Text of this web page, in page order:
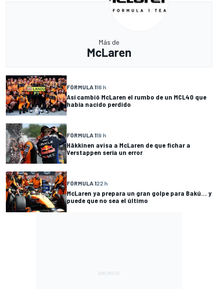
Más de
McLaren
FÓRMULA 116 h
Así cambió McLaren el rumbo de un MCL40 que
había nacido perdido
FÓRMULA 119 h
Häkkinen avisa a McLaren de que fichar a
Verstappen sería un error
FÓRMULA 122 h
McLaren ya prepara un gran golpe para Bakú... y
puede que no sea el último